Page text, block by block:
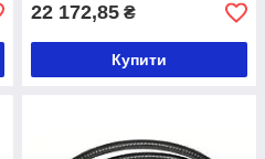
22 172,85 ₴
Купити